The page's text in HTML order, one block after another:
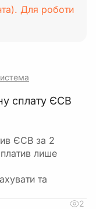
Для роботи
сплату ЄСВ
ЄСВ за 2
лише
та
2